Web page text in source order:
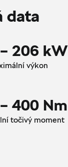
data
206 kW
výkon
400 Nm
točivý moment